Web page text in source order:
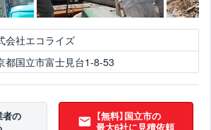
会社エコライズ
都国立市富士見台1-8-53
者の
【無料】国立市の
最大6社に見積依頼